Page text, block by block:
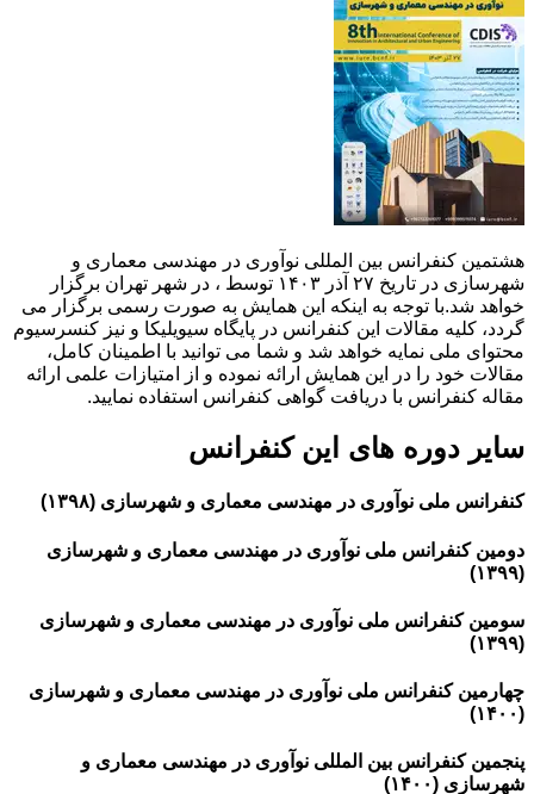
هشتمین کنفرانس بین المللی نوآوری در مهندسی معماری و
شهرسازی در تاریخ ۲۷ آذر ۱۴۰۳ توسط ، در شهر تهران برگزار
خواهد شد.با توجه به اینکه این همایش به صورت رسمی برگزار می
گردد، کلیه مقالات این کنفرانس در پایگاه سیویلیکا و نیز کنسرسیوم
محتوای ملی نمایه خواهد شد و شما می توانید با اطمینان کامل،
مقالات خود را در این همایش ارائه نموده و از امتیازات علمی ارائه
مقاله کنفرانس با دریافت گواهی کنفرانس استفاده نمایید.
سایر دوره های این کنفرانس
کنفرانس ملی نوآوری در مهندسی معماری و شهرسازی (۱۳۹۸)
دومین کنفرانس ملی نوآوری در مهندسی معماری و شهرسازی
(۱۳۹۹)
سومین کنفرانس ملی نوآوری در مهندسی معماری و شهرسازی
(۱۳۹۹)
چهارمین کنفرانس ملی نوآوری در مهندسی معماری و شهرسازی
(۱۴۰۰)
پنجمین کنفرانس بین المللی نوآوری در مهندسی معماری و
شهرسازی (۱۴۰۰)